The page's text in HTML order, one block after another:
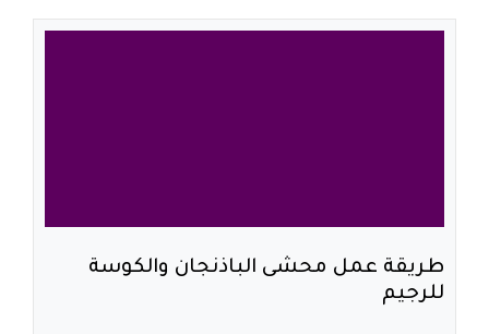
طريقة عمل محشى الباذنجان والكوسة
للرجيم